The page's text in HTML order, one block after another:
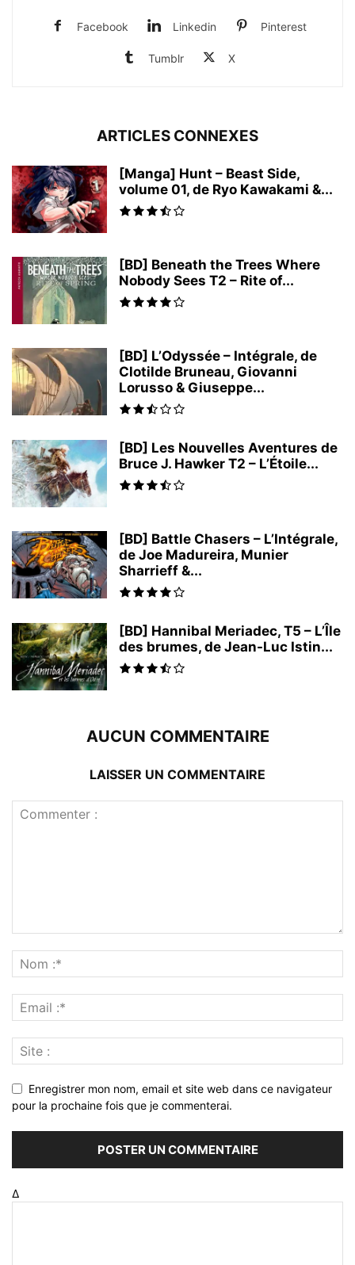
Facebook Linkedin Pinterest
Tumblr X
ARTICLES CONNEXES
[Manga] Hunt – Beast Side,
volume 01, de Ryo Kawakami &...
[BD] Beneath the Trees Where
Nobody Sees T2 – Rite of...
[BD] L’Odyssée – Intégrale, de
Clotilde Bruneau, Giovanni
Lorusso & Giuseppe...
[BD] Les Nouvelles Aventures de
Bruce J. Hawker T2 – L’Étoile...
[BD] Battle Chasers – L’Intégrale,
de Joe Madureira, Munier
Sharrieff &...
[BD] Hannibal Meriadec, T5 – L’Île
des brumes, de Jean-Luc Istin...
AUCUN COMMENTAIRE
LAISSER UN COMMENTAIRE
Enregistrer mon nom, email et site web dans ce navigateur
pour la prochaine fois que je commenterai.
Δ